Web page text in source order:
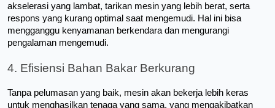
akselerasi yang lambat, tarikan mesin yang lebih berat, serta
respons yang kurang optimal saat mengemudi. Hal ini bisa
mengganggu kenyamanan berkendara dan mengurangi
pengalaman mengemudi.
4. Efisiensi Bahan Bakar Berkurang
Tanpa pelumasan yang baik, mesin akan bekerja lebih keras
untuk menghasilkan tenaga yang sama, yang mengakibatkan